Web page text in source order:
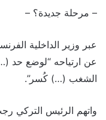
– مرحلة جديدة؟ –
عبر وزير الداخلية
عن ارتياحه “لوضع حد
الشغب (…) كُسر”.
واتهم الرئيس التركي